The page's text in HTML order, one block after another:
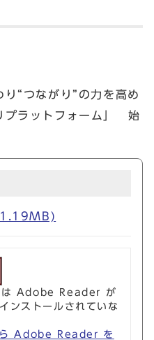
り“つながり”の力を高め
ラットフォーム」 始
1.19MB)
は Adobe Reader が
ンストールされていな
Adobe Reader を